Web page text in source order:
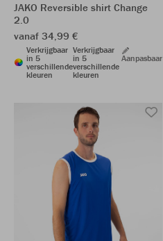
JAKO Reversible shirt Change
2.0
vanaf 34,99 €
Verkrijgbaar
in 5
verschillende
kleuren
Verkrijgbaar
in 5
verschillende
kleuren
Aanpasbaar